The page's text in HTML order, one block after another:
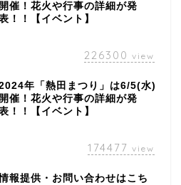
開催！花火や行事の詳細が発
！！【イベント】
226300 view
年「熱田まつり」は6/5(水)
開催！花火や行事の詳細が発
！！【イベント】
174477 view
報提供・お問い合わせはこち